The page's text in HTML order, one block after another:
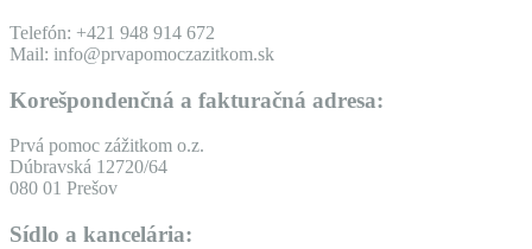
Telefón: +421 948 914 672
Mail: info@prvapomoczazitkom.sk
Korešpondenčná a fakturačná adresa:
Prvá pomoc zážitkom o.z.
Dúbravská 12720/64
080 01 Prešov
Sídlo a kancelária: